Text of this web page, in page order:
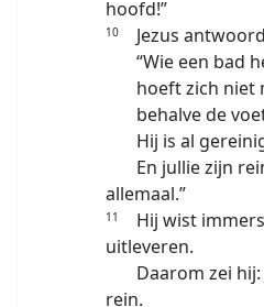
hoofd!”
10
Jezus
“Wie een bad
hoeft zich niet
behalve de
Hij is al
En jullie zijn
allemaal.”
11
Hij wist
uitleveren.
Daarom zei
rein.